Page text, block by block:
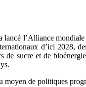
lancé l’Alliance
d’ici 2028,
de sucre et de
moyen de politiques